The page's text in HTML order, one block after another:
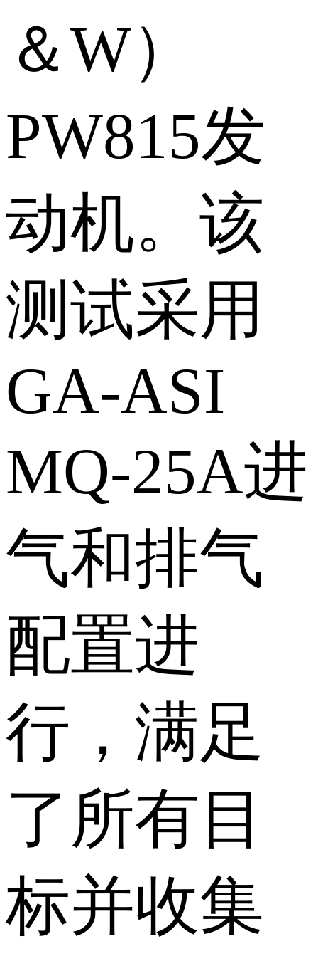
＆W）
PW815发
动机。该
测试采用
GA-ASI
MQ-25A进
气和排气
配置进
行，满足
了所有目
标并收集